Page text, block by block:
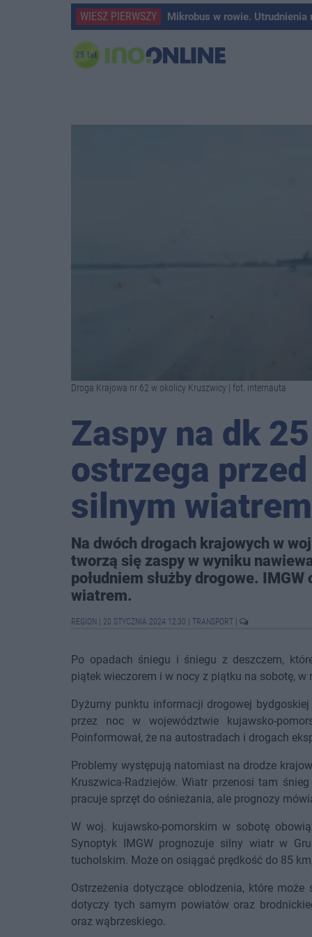
WIESZ PIERWSZY Mikrobus w rowie. Utrudnienia
Droga Krajowa nr 62 w okolicy Kruszwicy | fot. internauta
Zaspy na dk
ostrzega
silnym wiatrem
Na dwóch drogach krajowych w
tworzą się zaspy w wyniku
południem służby drogowe.
wiatrem.
REGION 20 STYCZNIA 2024 12:30 TRANSPORT
Po opadach śniegu i śniegu z deszczem,
piątek wieczorem i w nocy z piątku na sobotę,
Dyżurny punktu informacji drogowej bydgoskiej
przez noc w województwie kujawsko-
Poinformował, że na autostradach i drogach
Problemy występują natomiast na drodze
Kruszwica-Radziejów. Wiatr przenosi tam
pracuje sprzęt do ośnieżania, ale prognozy
W woj. kujawsko-pomorskim w sobotę
Synoptyk IMGW prognozuje silny wiatr w
tucholskim. Może on osiągać prędkość do 85
Ostrzeżenia dotyczące oblodzenia, które
dotyczy tych samym powiatów oraz
oraz wąbrzeskiego.